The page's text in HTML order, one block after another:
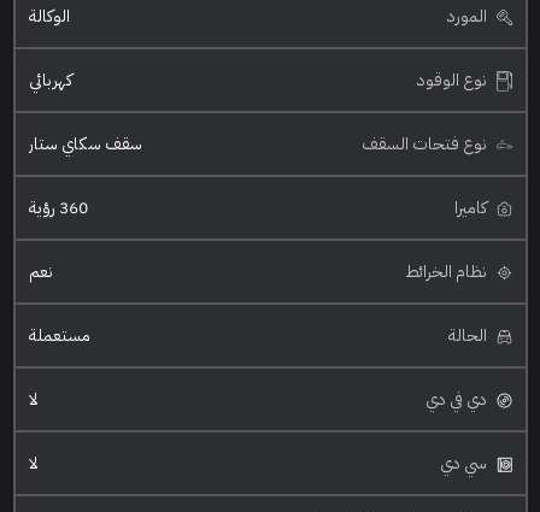
المورد الوكالة
نوع الوقود كهربائي
نوع فتحات السقف سقف سكاي ستار
كاميرا 360 رؤية
نظام الخرائط نعم
الحالة مستعملة
دي في دي لا
سي دي لا